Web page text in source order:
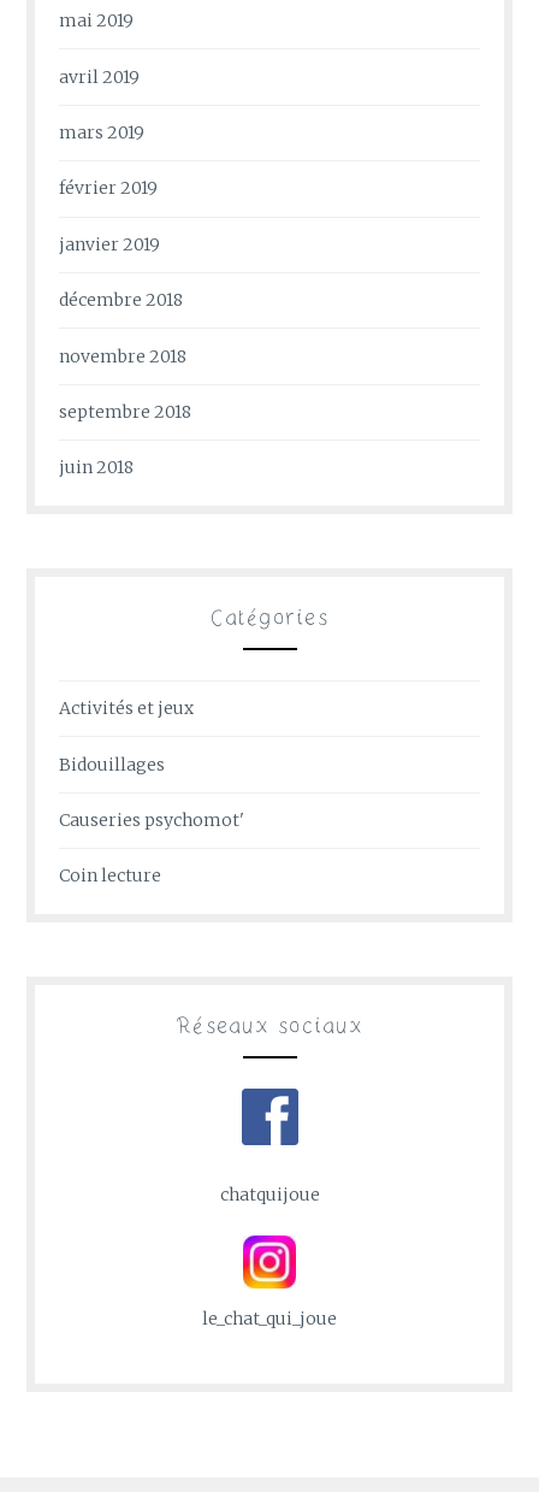
mai 2019
avril 2019
mars 2019
février 2019
janvier 2019
décembre 2018
novembre 2018
septembre 2018
juin 2018
Catégories
Activités et jeux
Bidouillages
Causeries psychomot'
Coin lecture
Réseaux sociaux
chatquijoue
le_chat_qui_joue